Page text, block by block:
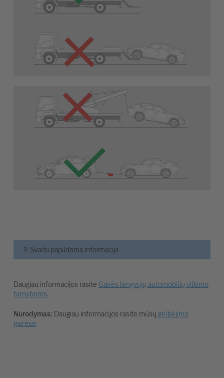
9. Svarbi papildoma informacija
Daugiau informacijos rasite Gairės lengvųjų automobilių vilkimo
tarnyboms.
Nurodymas: Daugiau informacijos rasite mūsųgelbėjimo
gairėse.